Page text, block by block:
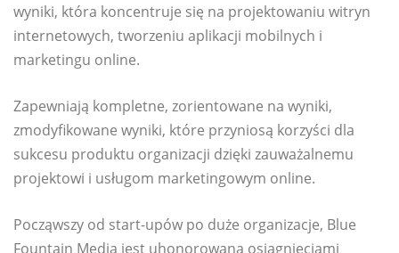
wyniki, która koncentruje się na projektowaniu witryn
internetowych, tworzeniu aplikacji mobilnych i
marketingu online.
Zapewniają kompletne, zorientowane na wyniki,
zmodyfikowane wyniki, które przyniosą korzyści dla
sukcesu produktu organizacji dzięki zauważalnemu
projektowi i usługom marketingowym online.
Począwszy od start-upów po duże organizacje, Blue
Fountain Media jest uhonorowana osiągnięciami